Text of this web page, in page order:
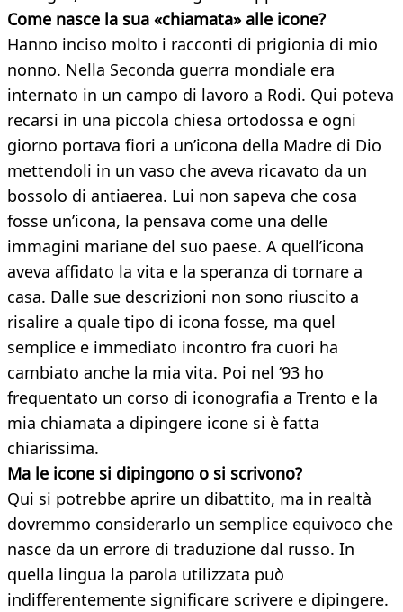
Come nasce la sua «chiamata» alle icone?
Hanno inciso molto i racconti di prigionia di mio
nonno. Nella Seconda guerra mondiale era
internato in un campo di lavoro a Rodi. Qui poteva
recarsi in una piccola chiesa ortodossa e ogni
giorno portava fiori a un’icona della Madre di Dio
mettendoli in un vaso che aveva ricavato da un
bossolo di antiaerea. Lui non sapeva che cosa
fosse un’icona, la pensava come una delle
immagini mariane del suo paese. A quell’icona
aveva affidato la vita e la speranza di tornare a
casa. Dalle sue descrizioni non sono riuscito a
risalire a quale tipo di icona fosse, ma quel
semplice e immediato incontro fra cuori ha
cambiato anche la mia vita. Poi nel ‘93 ho
frequentato un corso di iconografia a Trento e la
mia chiamata a dipingere icone si è fatta
chiarissima.
Ma le icone si dipingono o si scrivono?
Qui si potrebbe aprire un dibattito, ma in realtà
dovremmo considerarlo un semplice equivoco che
nasce da un errore di traduzione dal russo. In
quella lingua la parola utilizzata può
indifferentemente significare scrivere e dipingere.